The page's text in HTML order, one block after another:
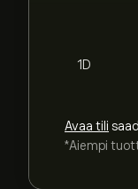
1D
Avaa tili
*Aiempi